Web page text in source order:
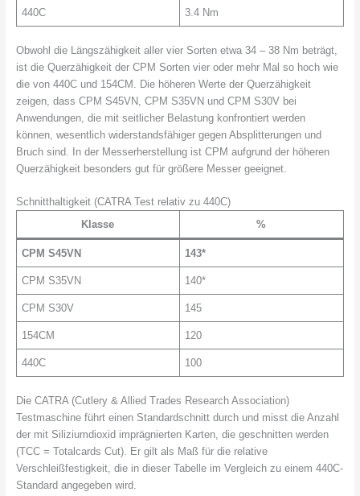
440C 3.4 Nm
Obwohl die Längszähigkeit aller vier Sorten etwa 34 – 38 Nm beträgt,
ist die Querzähigkeit der CPM Sorten vier oder mehr Mal so hoch wie
die von 440C und 154CM. Die höheren Werte der Querzähigkeit
zeigen, dass CPM S45VN, CPM S35VN und CPM S30V bei
Anwendungen, die mit seitlicher Belastung konfrontiert werden
können, wesentlich widerstandsfähiger gegen Absplitterungen und
Bruch sind. In der Messerherstellung ist CPM aufgrund der höheren
Querzähigkeit besonders gut für größere Messer geeignet.
Schnitthaltigkeit (CATRA Test relativ zu 440C)
Klasse
%
CPM S45VN 143*
CPM S35VN 140*
CPM S30V 145
154CM 120
440C 100
Die CATRA (Cutlery & Allied Trades Research Association)
Testmaschine führt einen Standardschnitt durch und misst die Anzahl
der mit Siliziumdioxid imprägnierten Karten, die geschnitten werden
(TCC = Totalcards Cut). Er gilt als Maß für die relative
Verschleißfestigkeit, die in dieser Tabelle im Vergleich zu einem 440C-
Standard angegeben wird.